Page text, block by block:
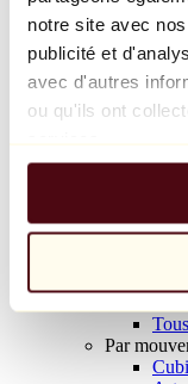
notre site avec
publicité et
avec d'autres
ou qu'ils ont
Balloon Dog
Jeff Koons
10 000 €
Par